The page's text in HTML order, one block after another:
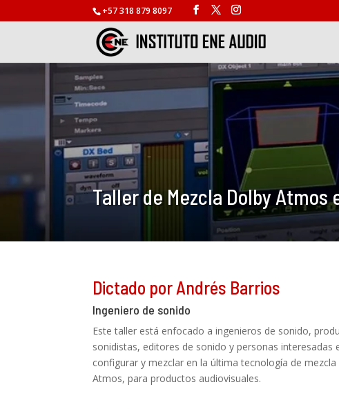
+57 318 879 8097
Taller de Mezcla Dolby Atmos
Dictado por Andrés Barrios
Ingeniero de sonido
Este taller está enfocado a ingenieros de sonido,
sonidistas, editores de sonido y personas interesadas
configurar y mezclar en la última tecnología de
Atmos, para productos audiovisuales.